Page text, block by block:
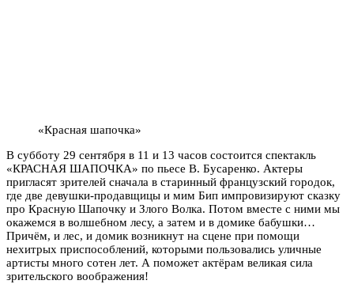
«Красная шапочка»
В субботу 29 сентября в 11 и 13 часов состоится спектакль
«КРАСНАЯ ШАПОЧКА» по пьесе В. Бусаренко. Актеры
пригласят зрителей сначала в старинный французский городок,
где две девушки-продавщицы и мим Бип импровизируют сказку
про Красную Шапочку и Злого Волка. Потом вместе с ними мы
окажемся в волшебном лесу, а затем и в домике бабушки…
Причём, и лес, и домик возникнут на сцене при помощи
нехитрых приспособлений, которыми пользовались уличные
артисты много сотен лет. А поможет актёрам великая сила
зрительского воображения!